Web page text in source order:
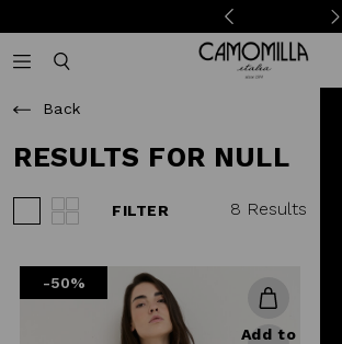
Camomilla Italia®
Back
RESULTS FOR NULL
FILTER 8 Results
-50%
Add to